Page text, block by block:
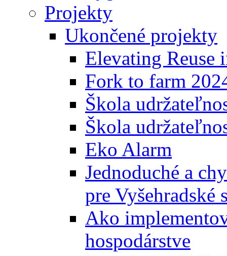
Projekty
Ukončené projekty
Elevating Reuse
Fork to farm
Škola
Škola
Eko Alarm
Jednoduché a
pre Vyšehradské
Ako
hospodárstve